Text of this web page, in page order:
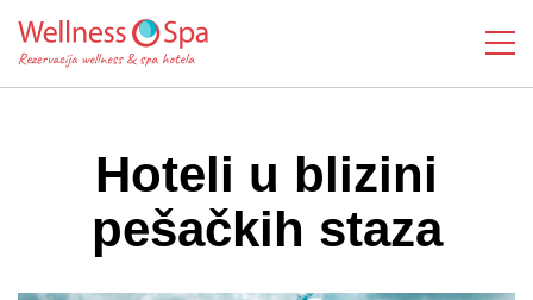
Hoteli u blizini
pešačkih staza